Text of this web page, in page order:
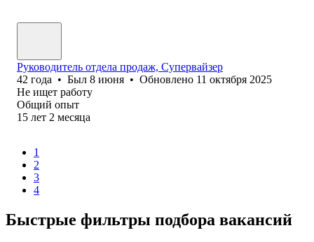
Руководитель отдела продаж, Супервайзер
42 года • Был 8 июня • Обновлено 11 октября 2025
Не ищет работу
Общий опыт
15 лет 2 месяца
1
2
3
4
Быстрые фильтры подбора вакансий